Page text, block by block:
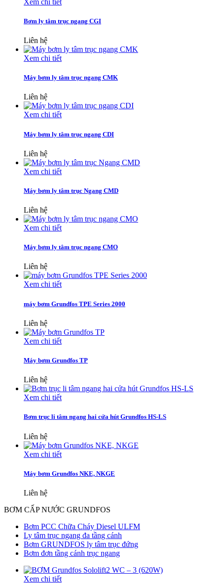
Bơm ly tâm trục ngang CGI
Liên hệ
Xem chi tiết
Máy bơm ly tâm trục ngang CMK
Liên hệ
Xem chi tiết
Máy bơm ly tâm trục ngang CDI
Liên hệ
Xem chi tiết
Máy bơm ly tâm trục Ngang CMD
Liên hệ
Xem chi tiết
Máy bơm ly tâm trục ngang CMO
Liên hệ
Xem chi tiết
máy bơm Grundfos TPE Series 2000
Liên hệ
Xem chi tiết
Máy bơm Grundfos TP
Liên hệ
Xem chi tiết
Bơm trục li tâm ngang hai cửa hút Grundfos HS-LS
Liên hệ
Xem chi tiết
Máy bơm Grundfos NKE, NKGE
Liên hệ
BƠM CẤP NƯỚC GRUNDFOS
Bơm PCC Chữa Cháy Diesel ULFM
Ly tâm trục ngang đa tầng cánh
Bơm GRUNDFOS ly tâm trục đứng
Bơm đơn tầng cánh trục ngang
Xem chi tiết